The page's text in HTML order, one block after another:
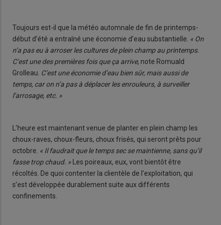
Toujours est-il que la météo automnale de fin de printemps-
début d’été a entraîné une économie d’eau substantielle. « On
n’a pas eu à arroser les cultures de plein champ au printemps.
C’est une des premières fois que ça arrive, note Romuald
Grolleau. C’est une économie d’eau bien sûr, mais aussi de
temps, car on n’a pas à déplacer les enrouleurs, à surveiller
l’arrosage, etc. »
L’heure est maintenant venue de planter en plein champ les
choux-raves, choux-fleurs, choux frisés, qui seront prêts pour
octobre. « Il faudrait que le temps sec se maintienne, sans qu’il
fasse trop chaud. » Les poireaux, eux, vont bientôt être
récoltés. De quoi contenter la clientèle de l’exploitation, qui
s’est développée durablement suite aux différents
confinements.